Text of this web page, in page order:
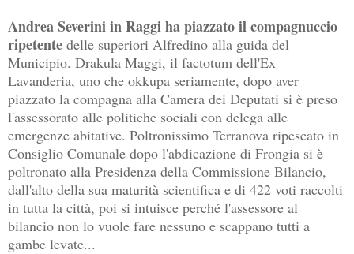
Andrea Severini in Raggi ha piazzato il compagnuccio
ripetente delle superiori Alfredino alla guida del
Municipio. Drakula Maggi, il factotum dell'Ex
Lavanderia, uno che okkupa seriamente, dopo aver
piazzato la compagna alla Camera dei Deputati si è preso
l'assessorato alle politiche sociali con delega alle
emergenze abitative. Poltronissimo Terranova ripescato in
Consiglio Comunale dopo l'abdicazione di Frongia si è
poltronato alla Presidenza della Commissione Bilancio,
dall'alto della sua maturità scientifica e di 422 voti raccolti
in tutta la città, poi si intuisce perché l'assessore al
bilancio non lo vuole fare nessuno e scappano tutti a
gambe levate...